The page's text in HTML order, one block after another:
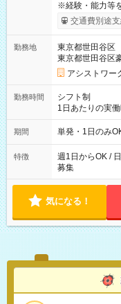
※経験・能力等を考
間】試用期間な
交通費別途支
勤務地
東京都世田谷区
東京都世田谷区
アシストワー
勤務時間
シフト制
1日あたりの実
勤務 勤務：月・水・
可能です！ ※1日あたりの最大実働時間は日勤、夜勤共に勤務し
期間 単発・1日のみ
特徴
週1日からOK /
募集
気になる！